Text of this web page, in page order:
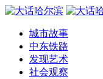
城市故事
中东铁路
发现艺术
社会观察